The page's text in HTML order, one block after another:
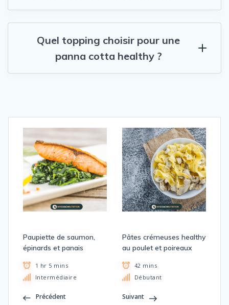
Quel topping choisir pour une
panna cotta healthy ?
Paupiette de saumon,
épinards et panais
1 hr 5 mins
Intermédiaire
Précédent
Pâtes crémeuses healthy
au poulet et poireaux
42 mins
Débutant
Suivant